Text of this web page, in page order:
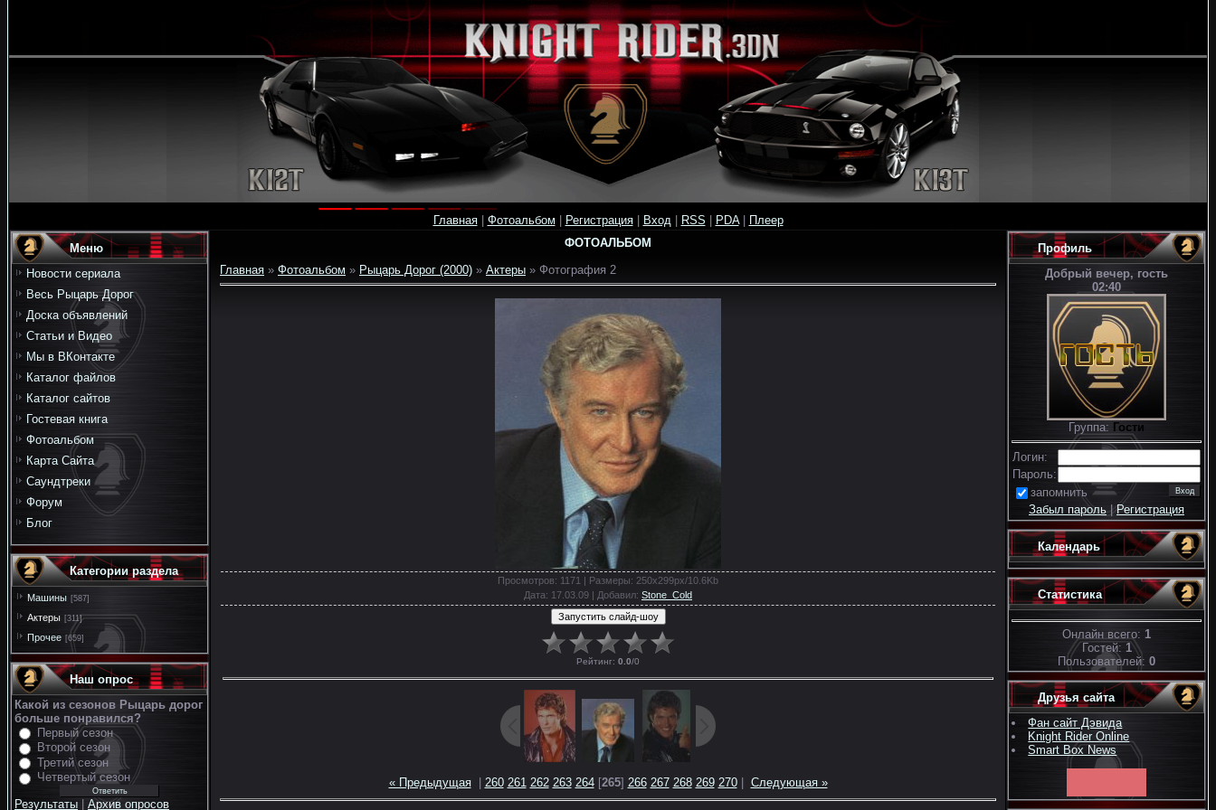
Главная| Фотоальбом Регистрация| Вход| RSS PDA| Плеер
Меню
Новости сериала
Весь Рыцарь Дорог
Доска объявлений
Статьи и Видео
Мы в ВКонтакте
Каталог файлов
Каталог сайтов
Гостевая книга
Фотоальбом
Карта Сайта
Саундтреки
Форум
Блог
Категории раздела
Машины [587]
Актеры [311]
Прочее [659]
Наш опрос
Какой из сезонов Рыцарь дорог
больше понравился?
Первый сезон
Второй сезон
Третий сезон
Четвертый сезон
Результаты
Архив опросов
ФОТОАЛЬБОМ
Главная » Фотоальбом » Рыцарь Дорог (2000) » Актеры » Фотография 2
Просмотров: 1171 | Размеры: 250x299px/10.6Kb
Дата: 17.03.09 | Добавил: Stone_Cold
Рейтинг: 0.0/0
« Предыдущая| 260 261 262 263 264[265] 266 267 268 269 270| Следующая »
Профиль
Добрый вечер, гость
02:40
Группа: Гости
Логин:
Пароль:
запомнить
Забыл пароль|Регистрация
Календарь
Статистика
Онлайн всего: 1
Гостей: 1
Пользователей: 0
Друзья сайта
Фан сайт Дэвида
Knight Rider Online
Smart Box News